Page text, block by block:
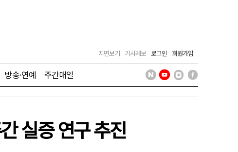
지면보기 기사제보 로그인 회원가입
방송·연예 주간매일
실증 연구 추진